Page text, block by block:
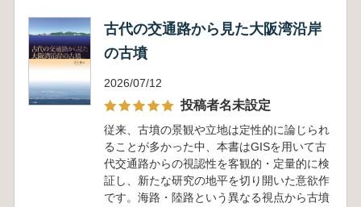
古代の交通路から見た大阪湾沿岸
の古墳
2026/07/12
投稿者名未設定
従来、古墳の景観や立地は定性的に論じられ
ることが多かった中、本書はGISを用いて古
代交通路からの視認性を客観的・定量的に検
証し、新たな研究の地平を切り開いた意欲作
です。海路・陸路という異なる視点から古墳